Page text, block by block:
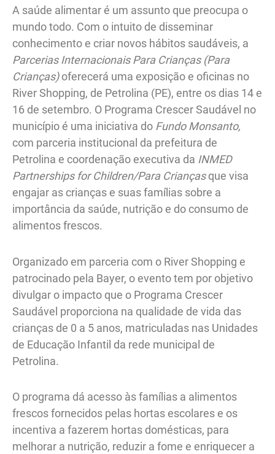
A saúde alimentar é um assunto que preocupa o
mundo todo. Com o intuito de disseminar
conhecimento e criar novos hábitos saudáveis, a
Parcerias Internacionais Para Crianças (Para
Crianças)oferecerá uma exposição e oficinas no
River Shopping, de Petrolina (PE), entre os dias 14 e
16 de setembro. O Programa Crescer Saudável no
município é uma iniciativa do Fundo Monsanto,
com parceria institucional da prefeitura de
Petrolina e coordenação executiva da INMED
Partnerships for Children/Para Criançasque visa
engajar as crianças e suas famílias sobre a
importância da saúde, nutrição e do consumo de
alimentos frescos.
Organizado em parceria com o River Shopping e
patrocinado pela Bayer, o evento tem por objetivo
divulgar o impacto que o Programa Crescer
Saudável proporciona na qualidade de vida das
crianças de 0 a 5 anos, matriculadas nas Unidades
de Educação Infantil da rede municipal de
Petrolina.
O programa dá acesso às famílias a alimentos
frescos fornecidos pelas hortas escolares e os
incentiva a fazerem hortas domésticas, para
melhorar a nutrição, reduzir a fome e enriquecer a